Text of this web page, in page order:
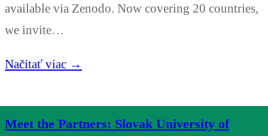
available via Zenodo. Now covering 20 countries,
we invite…
Načítať viac →
Meet the Partners: Slovak University of